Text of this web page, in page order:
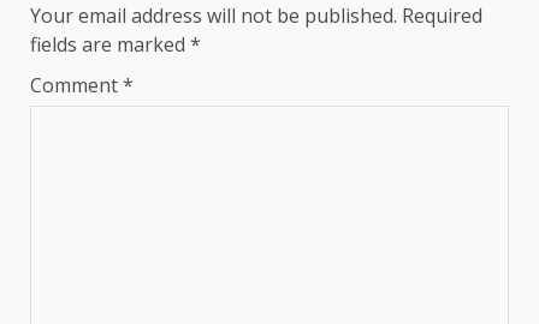
Your email address will not be published. Required
fields are marked *
Comment*